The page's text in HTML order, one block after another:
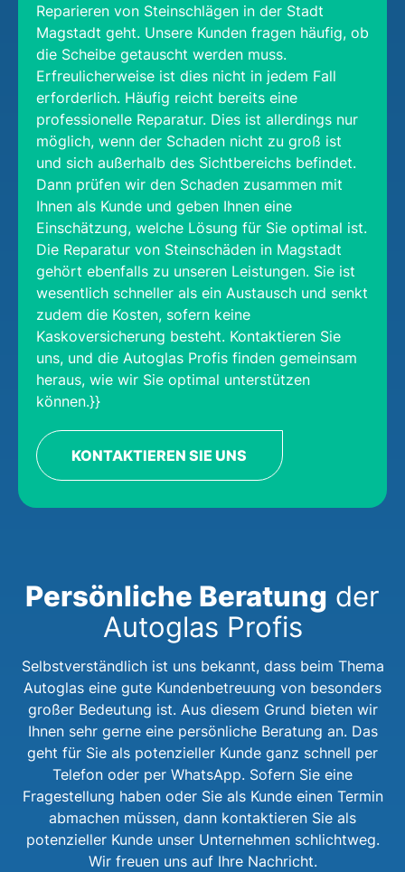
Reparieren von Steinschlägen in der Stadt
Magstadt geht. Unsere Kunden fragen häufig, ob
die Scheibe getauscht werden muss.
Erfreulicherweise ist dies nicht in jedem Fall
erforderlich. Häufig reicht bereits eine
professionelle Reparatur. Dies ist allerdings nur
möglich, wenn der Schaden nicht zu groß ist
und sich außerhalb des Sichtbereichs befindet.
Dann prüfen wir den Schaden zusammen mit
Ihnen als Kunde und geben Ihnen eine
Einschätzung, welche Lösung für Sie optimal ist.
Die Reparatur von Steinschäden in Magstadt
gehört ebenfalls zu unseren Leistungen. Sie ist
wesentlich schneller als ein Austausch und senkt
zudem die Kosten, sofern keine
Kaskoversicherung besteht. Kontaktieren Sie
uns, und die Autoglas Profis finden gemeinsam
heraus, wie wir Sie optimal unterstützen
können.}}
KONTAKTIEREN SIE UNS
Persönliche Beratung der
Autoglas Profis
Selbstverständlich ist uns bekannt, dass beim Thema
Autoglas eine gute Kundenbetreuung von besonders
großer Bedeutung ist. Aus diesem Grund bieten wir
Ihnen sehr gerne eine persönliche Beratung an. Das
geht für Sie als potenzieller Kunde ganz schnell per
Telefon oder per WhatsApp. Sofern Sie eine
Fragestellung haben oder Sie als Kunde einen Termin
abmachen müssen, dann kontaktieren Sie als
potenzieller Kunde unser Unternehmen schlichtweg.
Wir freuen uns auf Ihre Nachricht.